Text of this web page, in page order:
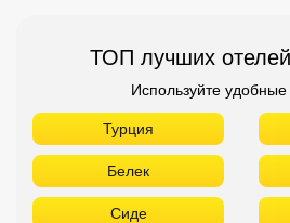
ТОП лучших
Используйте
Турция
Белек
Сиде